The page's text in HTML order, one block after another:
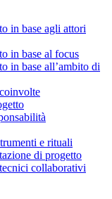
in base agli attori
in base al focus
in base all’ambito di
e rituali
di progetto
collaborativi